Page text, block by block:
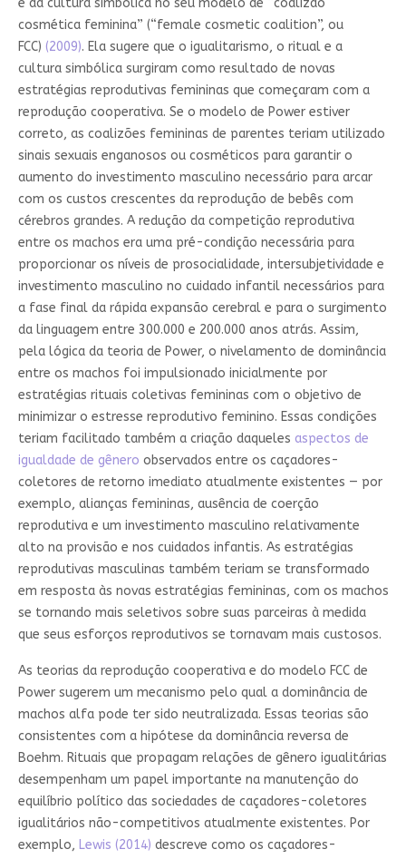
e da cultura simbólica no seu modelo de “coalizão
cosmética feminina” (“female cosmetic coalition”, ou
FCC) (2009). Ela sugere que o igualitarismo, o ritual e a
cultura simbólica surgiram como resultado de novas
estratégias reprodutivas femininas que começaram com a
reprodução cooperativa. Se o modelo de Power estiver
correto, as coalizões femininas de parentes teriam utilizado
sinais sexuais enganosos ou cosméticos para garantir o
aumento do investimento masculino necessário para arcar
com os custos crescentes da reprodução de bebês com
cérebros grandes. A redução da competição reprodutiva
entre os machos era uma pré-condição necessária para
proporcionar os níveis de prosocialidade, intersubjetividade e
investimento masculino no cuidado infantil necessários para
a fase final da rápida expansão cerebral e para o surgimento
da linguagem entre 300.000 e 200.000 anos atrás. Assim,
pela lógica da teoria de Power, o nivelamento de dominância
entre os machos foi impulsionado inicialmente por
estratégias rituais coletivas femininas com o objetivo de
minimizar o estresse reprodutivo feminino. Essas condições
teriam facilitado também a criação daqueles aspectos de
igualdade de gênero observados entre os caçadores-
coletores de retorno imediato atualmente existentes — por
exemplo, alianças femininas, ausência de coerção
reprodutiva e um investimento masculino relativamente
alto na provisão e nos cuidados infantis. As estratégias
reprodutivas masculinas também teriam se transformado
em resposta às novas estratégias femininas, com os machos
se tornando mais seletivos sobre suas parceiras à medida
que seus esforços reprodutivos se tornavam mais custosos.
As teorias da reprodução cooperativa e do modelo FCC de
Power sugerem um mecanismo pelo qual a dominância de
machos alfa pode ter sido neutralizada. Essas teorias são
consistentes com a hipótese da dominância reversa de
Boehm. Rituais que propagam relações de gênero igualitárias
desempenham um papel importante na manutenção do
equilíbrio político das sociedades de caçadores-coletores
igualitários não-competitivos atualmente existentes. Por
exemplo, Lewis (2014) descreve como os caçadores-